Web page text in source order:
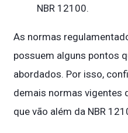
NBR 12100.
As normas
possuem alguns pontos
abordados. Por isso,
demais normas vigentes
que vão além da NBR